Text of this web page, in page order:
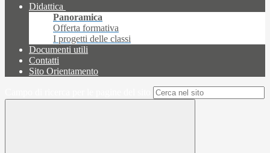
Didattica
Panoramica
Offerta formativa
I progetti delle classi
Documenti utili
Contatti
Sito Orientamento